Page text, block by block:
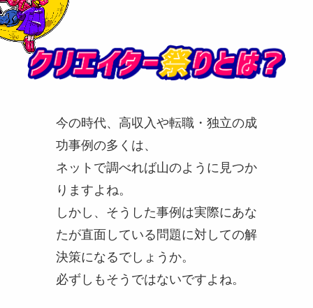
今の時代、高収入や転職・独立の成
功事例の多くは、
ネットで調べれば山のように見つか
りますよね。
しかし、そうした事例は実際にあな
たが直面している問題に対しての解
決策になるでしょうか。
必ずしもそうではないですよね。